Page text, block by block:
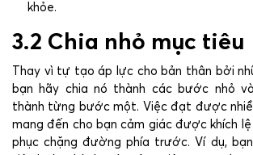
khỏe.
3.2 Chia nhỏ mục tiêu
Thay vì tự tạo áp lực cho bản thân bởi
bạn hãy chia nó thành các bước nhỏ
thành từng bước một. Việc đạt được
mang đến cho bạn cảm giác được khích
phục chặng đường phía trước. Ví dụ,